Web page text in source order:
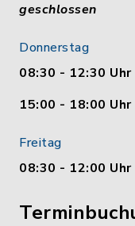
geschlossen
Donnerstag
08:30 - 12:30 Uhr
15:00 - 18:00 Uhr
Freitag
08:30 - 12:00 Uhr